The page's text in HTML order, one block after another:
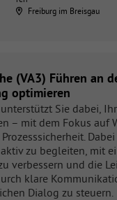
Freiburg im Breisgau
(VA3) Führen an
optimieren
unterstützt Sie dabei,
– mit dem Fokus auf
zu begleiten, mit
verbessern und die
klare
Dialog zu steuern.